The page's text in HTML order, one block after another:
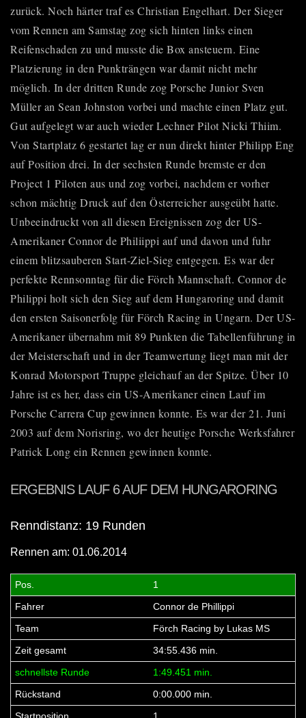
zurück. Noch härter traf es Christian Engelhart. Der Sieger
vom Rennen am Samstag zog sich hinten links einen
Reifenschaden zu und musste die Box ansteuern. Eine
Platzierung in den Punkträngen war damit nicht mehr
möglich. In der dritten Runde zog Porsche Junior Sven
Müller an Sean Johnston vorbei und machte einen Platz gut.
Gut aufgelegt war auch wieder Lechner Pilot Nicki Thiim.
Von Startplatz 6 gestartet lag er nun direkt hinter Philipp Eng
auf Position drei. In der sechsten Runde bremste er den
Project 1 Piloten aus und zog vorbei, nachdem er vorher
schon mächtig Druck auf den Österreicher ausgeübt hatte.
Unbeeindruckt von all diesen Ereignissen zog der US-
Amerikaner Connor de Philiippi auf und davon und fuhr
einem blitzsauberen Start-Ziel-Sieg entgegen. Es war der
perfekte Rennsonntag für die Förch Mannschaft. Connor de
Philippi holt sich den Sieg auf dem Hungaroring und damit
den ersten Saisonerfolg für Förch Racing in Ungarn. Der US-
Amerikaner übernahm mit 89 Punkten die Tabellenführung in
der Meisterschaft und in der Teamwertung liegt man mit der
Konrad Motorsport Truppe gleichauf an der Spitze. Über 10
Jahre ist es her, dass ein US-Amerikaner einen Lauf im
Porsche Carrera Cup gewinnen konnte. Es war der 21. Juni
2003 auf dem Norisring, wo der heutige Porsche Werksfahrer
Patrick Long ein Rennen gewinnen konnte.
ERGEBNIS LAUF 6 AUF DEM HUNGARORING
Renndistanz: 19 Runden
Rennen am: 01.06.2014
1
Connor de Phillippi
Förch Racing by Lukas MS
34:55.436 min.
1:49.451 min.
0:00.000 min.
1